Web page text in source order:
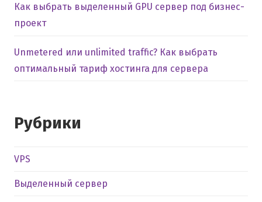
Как выбрать выделенный GPU сервер под бизнес-
проект
Unmetered или unlimited traffic? Как выбрать
оптимальный тариф хостинга для сервера
Рубрики
VPS
Выделенный сервер